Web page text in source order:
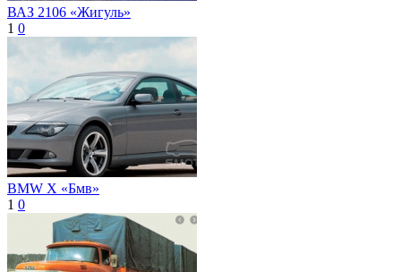
ВАЗ 2106 «Жигуль»
1 0
BMW X «Бмв»
1 0